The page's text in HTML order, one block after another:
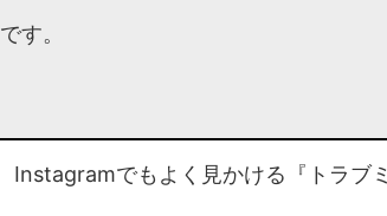
す。
Instagramでもよく見かける『トラブ